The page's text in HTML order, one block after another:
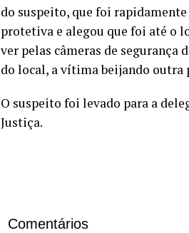
do suspeito, que foi
protetiva e alegou que foi até o
ver pelas câmeras de
do local, a vítima beijando outra
O suspeito foi levado para a
Justiça.
Comentários